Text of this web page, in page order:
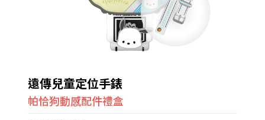
遠傳兒童定位手錶
帕恰狗動感配件禮盒